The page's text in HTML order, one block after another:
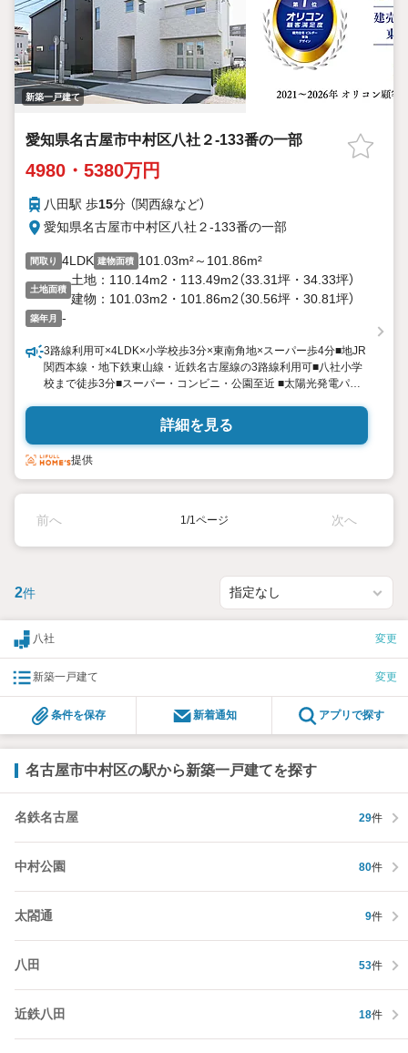
新築一戸建て
愛知県名古屋市中村区八社２-133番の一部
4980・5380万円
八田駅 歩15分 （関西線など）
愛知県名古屋市中村区八社２-133番の一部
間取り 4LDK 建物面積 101.03m²～101.86m²
土地面積
土地：110.14m2・113.49m2（33.31坪・34.33坪）
建物：101.03m2・101.86m2（30.56坪・30.81坪）
築年月 -
3路線利用可×4LDK×小学校歩3分×東南角地×スーパー歩4分■地JR
関西本線・地下鉄東山線・近鉄名古屋線の3路線利用可■八社小学
校まで徒歩3分■スーパー・コンビニ・公園至近 ■太陽光発電パネ
■東向き＆主寝室広々10.0帖（T-1）■東南角地＆南面バルコニー（T-
2） LDKエアコン／全居室カーテン＆LED照明／省エネ給湯器「エ
コジョーズ」／浴室暖房乾燥機／床暖房／玄関大型姿見／電気自動
車充電用コンセント／スマートキーなど充実の標準装備
詳細を見る
提供
前へ 1/1ページ 次へ
2件
八社 変更
新築一戸建て 変更
条件を保存 新着通知 アプリで探す
名古屋市中村区の駅から新築一戸建てを探す
名鉄名古屋 29件
中村公園 80件
太閤通 9件
八田 53件
近鉄八田 18件